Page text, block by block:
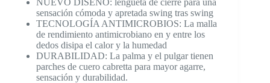
sensación cómoda y apretada swing tras swing
TECNOLOGÍA ANTIMICROBIOS: La malla
de rendimiento antimicrobiano en y entre los
dedos disipa el calor y la humedad
DURABILIDAD: La palma y el pulgar tienen
parches de cuero cabretta para mayor agarre,
sensación y durabilidad.